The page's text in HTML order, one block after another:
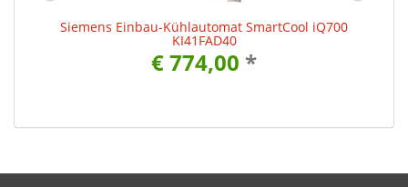
Siemens Einbau-Kühlautomat SmartCool iQ700
KI41FAD40
€ 774,00 *